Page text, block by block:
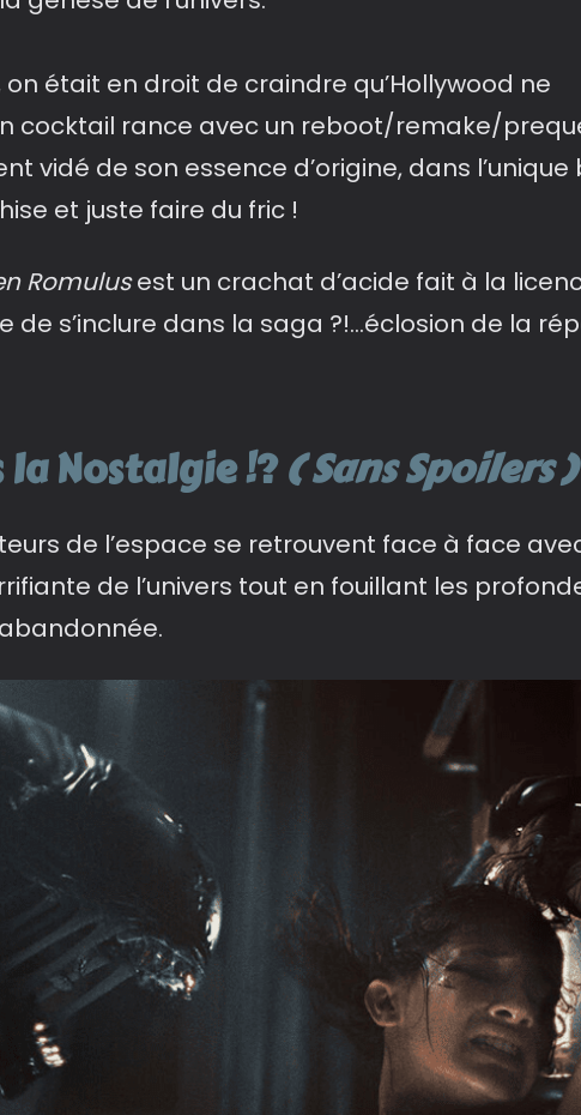
on était en droit de craindre qu’Hollywood ne
cocktail rance avec un reboot/remake/
vidé de son essence d’origine, dans l’unique
et juste faire du fric !
Romulusest un crachat d’acide fait à la
de s’inclure dans la saga ?!…éclosion de la
la Nostalgie !?( Sans Spoilers )
de l’espace se retrouvent face à face
de l’univers tout en fouillant les